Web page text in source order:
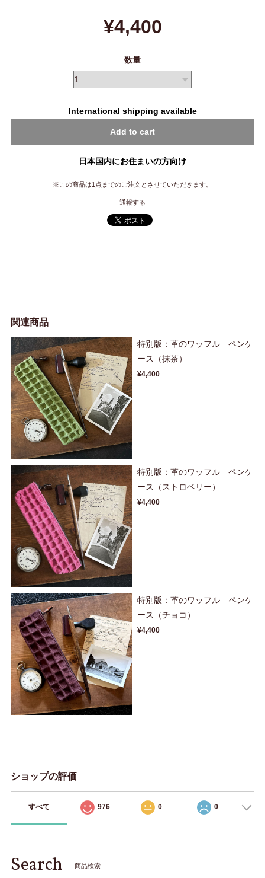
¥4,400
数量
International shipping available
Add to cart
日本国内にお住まいの方向け
※この商品は1点までのご注文とさせていただきます。
通報する
関連商品
特別版：革のワッフル ペンケ
ース（抹茶）
¥4,400
特別版：革のワッフル ペンケ
ース（ストロベリー）
¥4,400
特別版：革のワッフル ペンケ
ース（チョコ）
¥4,400
ショップの評価
すべて 976 0 0
Search 商品検索